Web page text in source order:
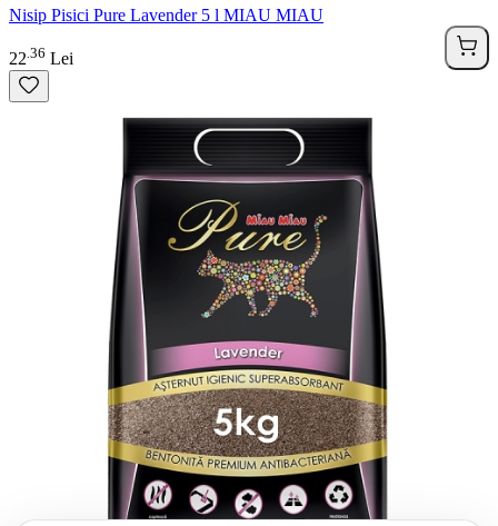
Nisip Pisici Pure Lavender 5 l MIAU MIAU
22 36 Lei